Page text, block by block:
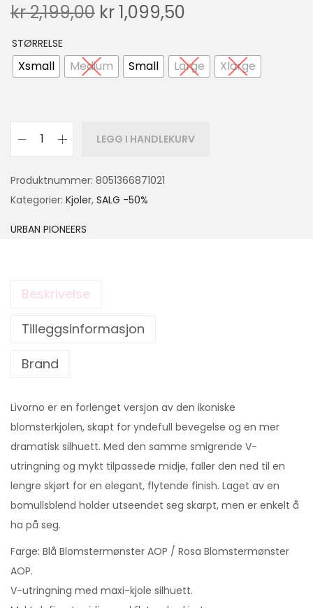
kr2,199,00 kr1,099,50
STØRRELSE
Xsmall Medium Small Large Xlarge
LEGG I HANDLEKURV
Produktnummer: 8051366871021
Kategorier: Kjoler, SALG -50%
URBAN PIONEERS
Beskrivelse
Tilleggsinformasjon
Brand
Livorno er en forlenget versjon av den ikoniske
blomsterkjolen, skapt for yndefull bevegelse og en mer
dramatisk silhuett. Med den samme smigrende V-
utringning og mykt tilpassede midje, faller den ned til en
lengre skjørt for en elegant, flytende finish. Laget av en
bomullsblend holder utseendet seg skarpt, men er enkelt å
ha på seg.
Farge: Blå Blomstermønster AOP / Rosa Blomstermønster
AOP.
V-utringning med maxi-kjole silhuett.